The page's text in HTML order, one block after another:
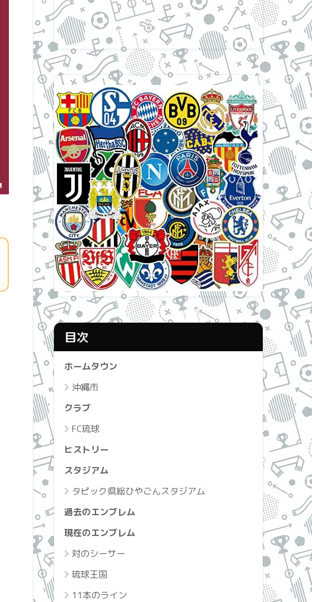
目次
ホームタウン
沖縄市
クラブ
FC琉球
ヒストリー
スタジアム
タピック県総ひやごんスタジアム
過去のエンブレム
現在のエンブレム
対のシーサー
琉球王国
11本のライン